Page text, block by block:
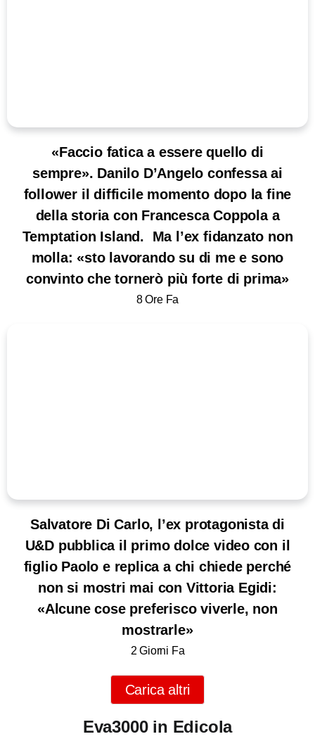
«Faccio fatica a essere quello di
sempre». Danilo D’Angelo confessa ai
follower il difficile momento dopo la fine
della storia con Francesca Coppola a
Temptation Island. Ma l’ex fidanzato non
molla: «sto lavorando su di me e sono
convinto che tornerò più forte di prima»
8 Ore Fa
Salvatore Di Carlo, l’ex protagonista di
U&D pubblica il primo dolce video con il
figlio Paolo e replica a chi chiede perché
non si mostri mai con Vittoria Egidi:
«Alcune cose preferisco viverle, non
mostrarle»
2 Giorni Fa
Carica altri
Eva3000 in Edicola